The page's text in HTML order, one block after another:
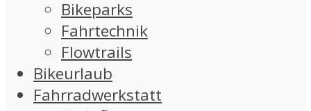
Bikeparks
Fahrtechnik
Flowtrails
Bikeurlaub
Fahrradwerkstatt